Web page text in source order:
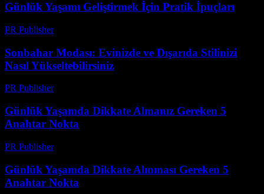
Günlük Yaşamı Geliştirmek İçin Pratik İpuçları
PR Publisher-
Sonbahar Modası: Evinizde ve Dışarıda Stilinizi
Nasıl Yükseltebilirsiniz
PR Publisher-
Günlük Yaşamda Dikkate Almanız Gereken 5
Anahtar Nokta
PR Publisher-
Günlük Yaşamda Dikkate Alınması Gereken 5
Anahtar Nokta